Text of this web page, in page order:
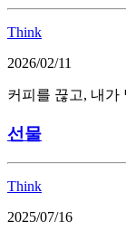
Think
2026/02/11
커피를 끊고, 내가
선물
Think
2025/07/16